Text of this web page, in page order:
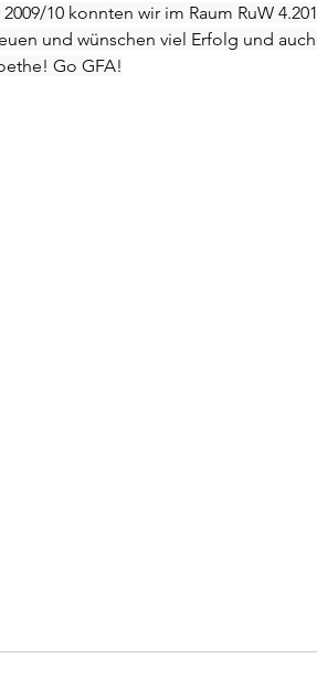
10 konnten wir im Raum RuW
und wünschen viel Erfolg und
Go GFA!